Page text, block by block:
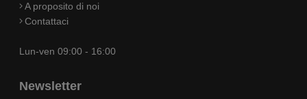
A proposito di noi
Contattaci
Lun-ven 09:00 - 16:00
Newsletter